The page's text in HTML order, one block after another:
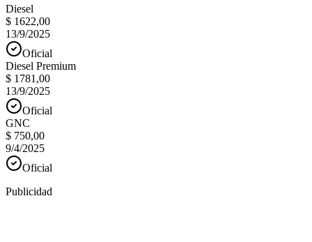
Diesel
$ 1622,00
13/9/2025
Oficial
Diesel Premium
$ 1781,00
13/9/2025
Oficial
GNC
$ 750,00
9/4/2025
Oficial
Publicidad